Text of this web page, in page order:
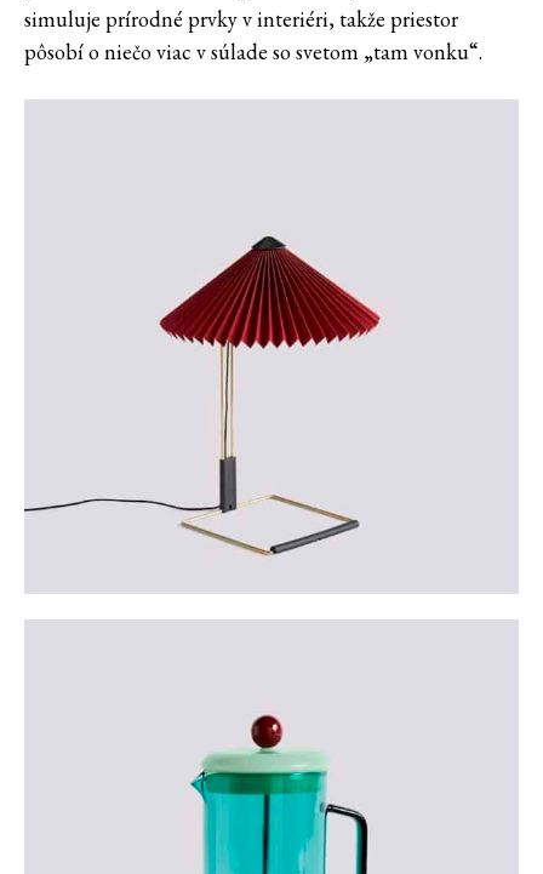
simuluje prírodné prvky v interiéri, takže priestor
pôsobí o niečo viac v súlade so svetom „tam vonku“.